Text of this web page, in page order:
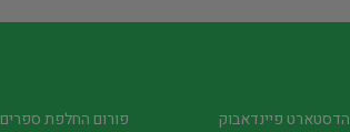
הדסטארט פיינדאבוק
פורום החלפת ספרים